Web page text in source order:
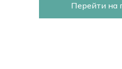
Перейти на